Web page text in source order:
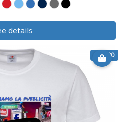
details
€ 24.90